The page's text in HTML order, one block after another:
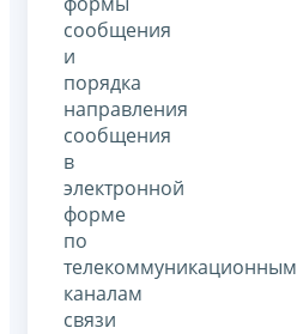
сообщения
и
порядка
направления
сообщения
в
электронной
форме
по
телекоммуникационным
каналам
связи